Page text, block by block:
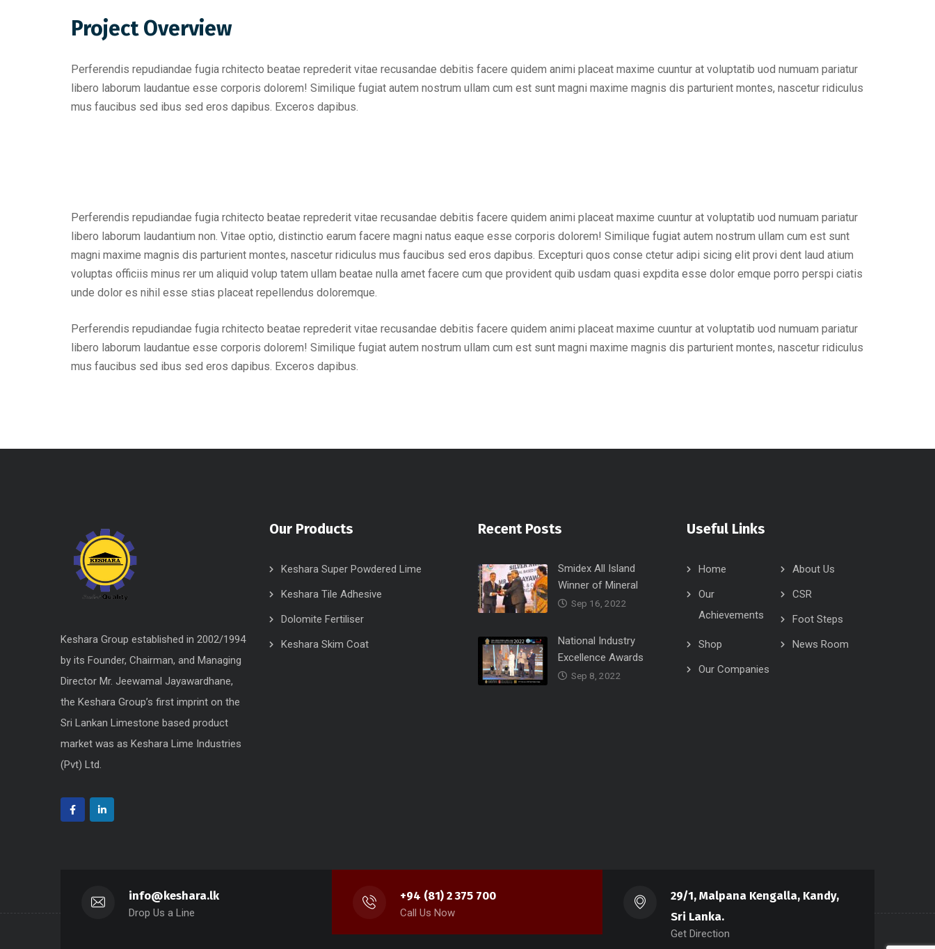
Project Overview
Perferendis repudiandae fugia rchitecto beatae reprederit vitae recusandae debitis facere quidem animi placeat maxime cuuntur at voluptatib uod numuam pariatur
libero laborum laudantue esse corporis dolorem! Similique fugiat autem nostrum ullam cum est sunt magni maxime magnis dis parturient montes, nascetur ridiculus
mus faucibus sed ibus sed eros dapibus. Exceros dapibus.
Perferendis repudiandae fugia rchitecto beatae reprederit vitae recusandae debitis facere quidem animi placeat maxime cuuntur at voluptatib uod numuam pariatur
libero laborum laudantium non. Vitae optio, distinctio earum facere magni natus eaque esse corporis dolorem! Similique fugiat autem nostrum ullam cum est sunt
magni maxime magnis dis parturient montes, nascetur ridiculus mus faucibus sed eros dapibus. Excepturi quos conse ctetur adipi sicing elit provi dent laud atium
voluptas officiis minus rer um aliquid volup tatem ullam beatae nulla amet facere cum que provident quib usdam quasi expdita esse dolor emque porro perspi ciatis
unde dolor es nihil esse stias placeat repellendus doloremque.
Perferendis repudiandae fugia rchitecto beatae reprederit vitae recusandae debitis facere quidem animi placeat maxime cuuntur at voluptatib uod numuam pariatur
libero laborum laudantue esse corporis dolorem! Similique fugiat autem nostrum ullam cum est sunt magni maxime magnis dis parturient montes, nascetur ridiculus
mus faucibus sed ibus sed eros dapibus. Exceros dapibus.
Keshara Group established in 2002/1994
by its Founder, Chairman, and Managing
Director Mr. Jeewamal Jayawardhane,
the Keshara Group’s first imprint on the
Sri Lankan Limestone based product
market was as Keshara Lime Industries
(Pvt) Ltd.
Our Products
Keshara Super Powdered Lime
Keshara Tile Adhesive
Dolomite Fertiliser
Keshara Skim Coat
Recent Posts
Smidex All Island
Winner of Mineral
Sep 16, 2022
National Industry
Excellence Awards
Sep 8, 2022
Useful Links
Home
About Us
Our
Achievements
CSR
Foot Steps
Shop
News Room
Our Companies
info@keshara.lk
Drop Us a Line
+94 (81) 2 375 700
Call Us Now
29/1, Malpana Kengalla, Kandy,
Sri Lanka.
Get Direction